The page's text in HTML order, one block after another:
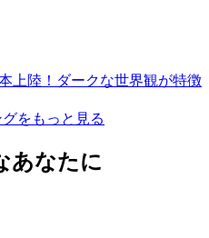
上陸！ダークな世界観が特徴
をもっと見る
あなたに